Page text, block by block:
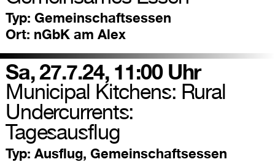
Typ: Gemeinschaftsessen
Ort: nGbK am Alex
Sa, 27.7.24, 11:00 Uhr
Municipal Kitchens: Rural
Undercurrents:
Tagesausflug
Typ: Ausflug, Gemeinschaftsessen